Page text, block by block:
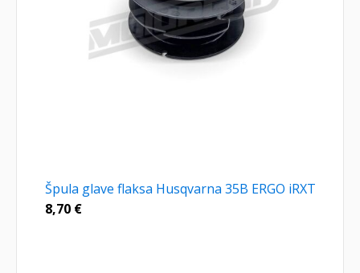
Špula glave flaksa Husqvarna 35B ERGO iRXT
8,70 €